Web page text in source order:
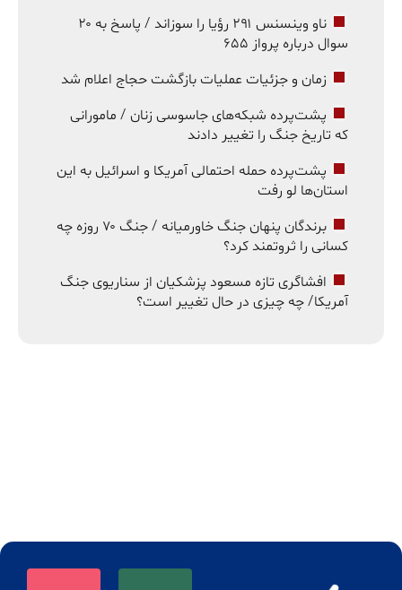
ناو وینسنس ۲۹۱ رؤیا را سوزاند / پاسخ به ۲۰
سوال درباره پرواز ۶۵۵
زمان و جزئیات عملیات بازگشت حجاج اعلام شد
پشت‌پرده شبکه‌های جاسوسی زنان / مامورانی
که تاریخ جنگ را تغییر دادند
پشت‌پرده حمله احتمالی آمریکا و اسرائیل به این
استان‌ها لو رفت
برندگان پنهان جنگ خاورمیانه / جنگ ۷۰ روزه چه
کسانی را ثروتمند کرد؟
افشاگری تازه مسعود پزشکیان از سناریوی جنگ
آمریکا/ چه چیزی در حال تغییر است؟